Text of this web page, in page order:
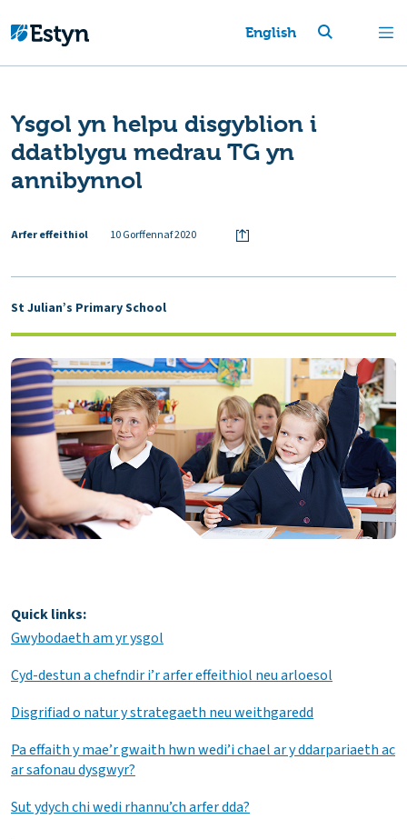
English
Ysgol yn helpu disgyblion i
ddatblygu medrau TG yn
annibynnol
Arfer effeithiol 10 Gorffennaf 2020
St Julian’s Primary School
Quick links:
Gwybodaeth am yr ysgol
Cyd-destun a chefndir i’r arfer effeithiol neu arloesol
Disgrifiad o natur y strategaeth neu weithgaredd
Pa effaith y mae’r gwaith hwn wedi’i chael ar y ddarpariaeth ac
ar safonau dysgwyr?
Sut ydych chi wedi rhannu’ch arfer dda?